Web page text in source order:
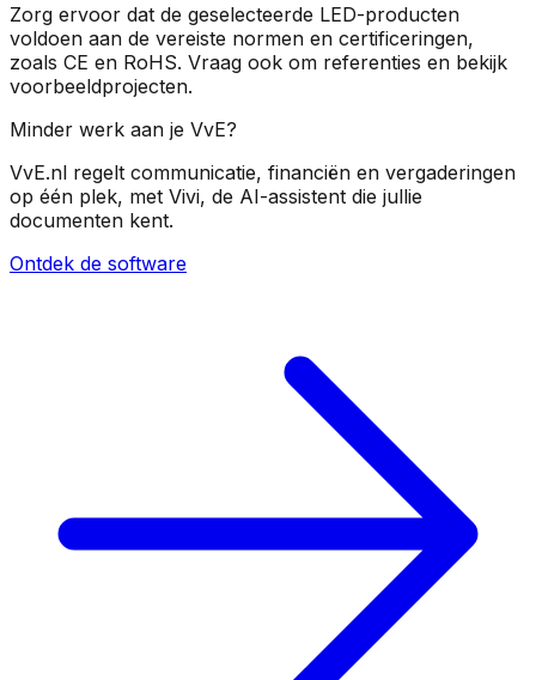
Zorg ervoor dat de geselecteerde LED-producten
voldoen aan de vereiste normen en certificeringen,
zoals CE en RoHS. Vraag ook om referenties en bekijk
voorbeeldprojecten.
Minder werk aan je VvE?
VvE.nl regelt communicatie, financiën en vergaderingen
op één plek, met Vivi, de AI-assistent die jullie
documenten kent.
Ontdek de software